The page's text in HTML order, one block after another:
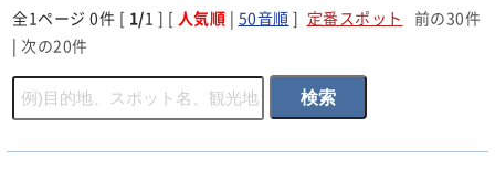
全1ページ 0件 [ 1/1 ] [ 人気順 | 50音順 ] 定番スポット
前の30件
| 次の20件